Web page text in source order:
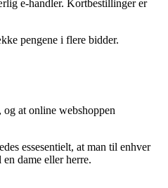
e-handler. Kortbestillinger er
pengene i flere bidder.
at online webshoppen
essesentielt, at man til enhver
dame eller herre.